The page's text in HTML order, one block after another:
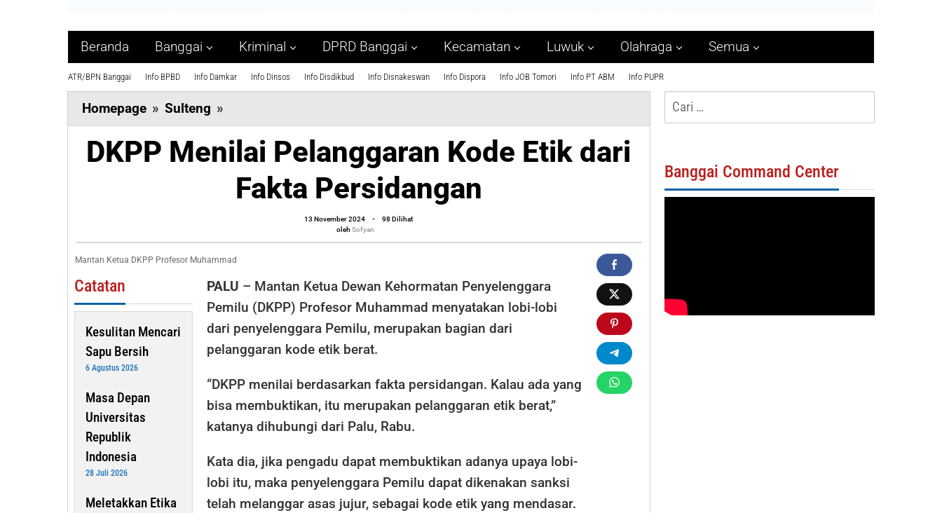
Beranda Banggai Kriminal DPRD Banggai Kecamatan Luwuk Olahraga Semua
ATR/BPN Banggai Info BPBD Info Damkar Info Dinsos Info Disdikbud Info Disnakeswan Info Dispora Info JOB Tomori Info PT ABM Info PUPR
Homepage » Sulteng »
Menilai
Pelanggaran
Kode
Etik
Persidangan
DKPP Menilai Pelanggaran Kode Etik dari
Fakta Persidangan
13 November 2024
oleh
Sofyan
-
98 Dilihat
oleh Sofyan
Mantan Ketua DKPP Profesor Muhammad
Catatan
Kesulitan Mencari
Sapu Bersih
6 Agustus 2026
Masa Depan
Universitas
Republik
Indonesia
28 Juli 2026
Meletakkan Etika
PALU – Mantan Ketua Dewan Kehormatan Penyelenggara
Pemilu (DKPP) Profesor Muhammad menyatakan lobi-lobi
dari penyelenggara Pemilu, merupakan bagian dari
pelanggaran kode etik berat.
“DKPP menilai berdasarkan fakta persidangan. Kalau ada yang
bisa membuktikan, itu merupakan pelanggaran etik berat,”
katanya dihubungi dari Palu, Rabu.
Kata dia, jika pengadu dapat membuktikan adanya upaya lobi-
lobi itu, maka penyelenggara Pemilu dapat dikenakan sanksi
telah melanggar asas jujur, sebagai kode etik yang mendasar.
Cari
untuk:
Banggai Command Center